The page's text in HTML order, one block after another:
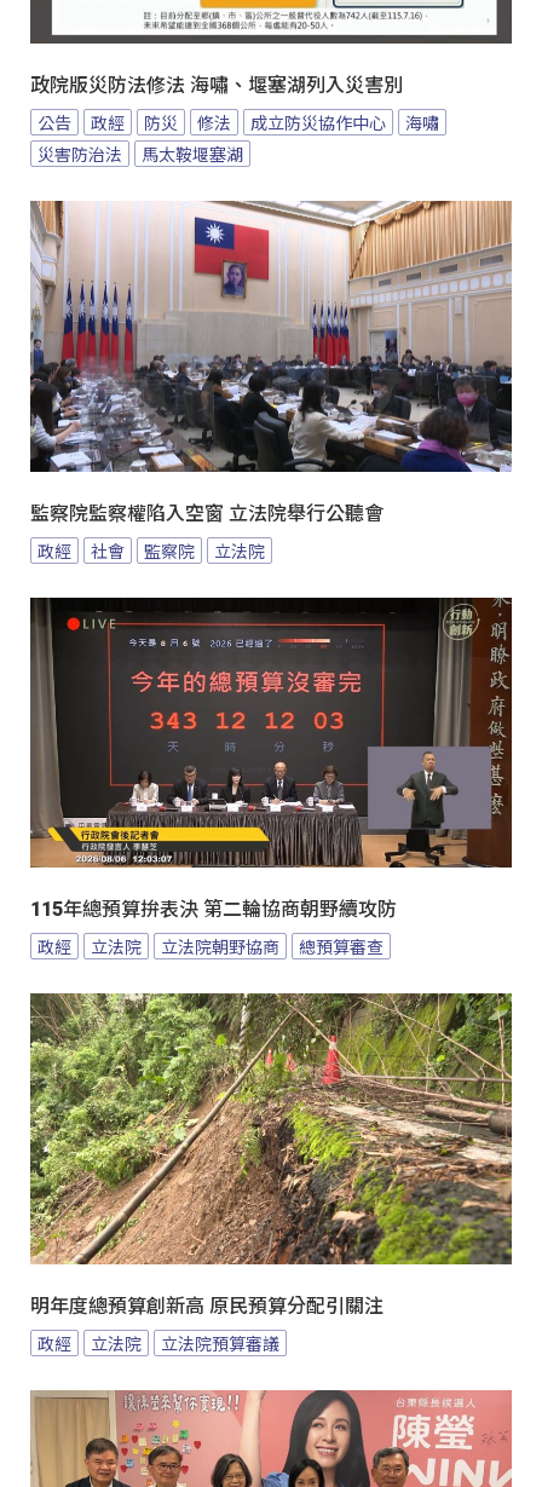
政院版災防法修法 海嘯、堰塞湖列入災害別
公告 政經 防災 修法 成立防災協作中心
海嘯
災害防治法
馬太鞍堰塞湖
監察院監察權陷入空窗 立法院舉行公聽會
政經 社會 監察院 立法院
115年總預算拚表決 第二輪協商朝野續攻防
政經 立法院 立法院朝野協商 總預算審查
明年度總預算創新高 原民預算分配引關注
政經 立法院 立法院預算審議